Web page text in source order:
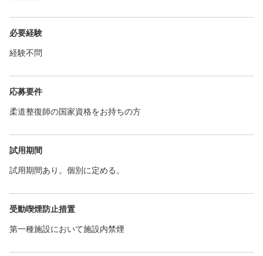
必要経験
経験不問
応募要件
柔道整復師の国家資格をお持ちの方
試用期間
試用期間あり。個別に定める。
受動喫煙防止措置
第一種施設において施設内禁煙